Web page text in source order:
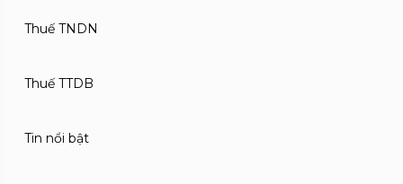
Thuế TNDN
Thuế TTDB
Tin nổi bật